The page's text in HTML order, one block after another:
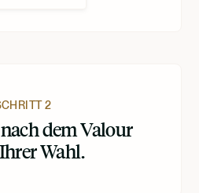
2
dem Valour
Wahl.